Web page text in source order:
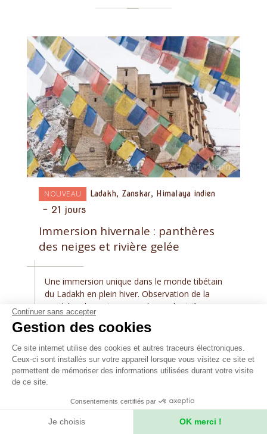
NOUVEAU Ladakh, Zanskar, Himalaya indien
- 21 jours
Immersion hivernale : panthères
des neiges et rivière gelée
Une immersion unique dans le monde tibétain
du Ladakh en plein hiver. Observation de la
panthère des neiges, marche sur la rivière
gelée, fête monastique, nuits chez l'habitant et
les nombreux monastères.
Prochain départ assuré le 03/01/2027
5 190
Continuer sans accepter
Gestion des cookies
Ce site internet utilise des cookies et autres traceurs électroniques.
Ceux-ci sont installés sur votre appareil lorsque vous visitez ce site et
permettent de mémoriser des informations utilisées durant votre visite
de ce site.
Consentements certifiés par
Je choisis OK merci !